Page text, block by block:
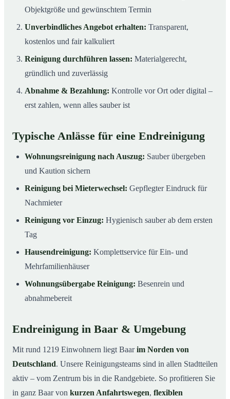
Objektgröße und gewünschtem Termin
Unverbindliches Angebot erhalten: Transparent,
kostenlos und fair kalkuliert
Reinigung durchführen lassen: Materialgerecht,
gründlich und zuverlässig
Abnahme & Bezahlung: Kontrolle vor Ort oder digital –
erst zahlen, wenn alles sauber ist
Typische Anlässe für eine Endreinigung
Wohnungsreinigung nach Auszug: Sauber übergeben
und Kaution sichern
Reinigung bei Mieterwechsel: Gepflegter Eindruck für
Nachmieter
Reinigung vor Einzug: Hygienisch sauber ab dem ersten
Tag
Hausendreinigung: Komplettservice für Ein- und
Mehrfamilienhäuser
Wohnungsübergabe Reinigung: Besenrein und
abnahmebereit
Endreinigung in Baar & Umgebung
Mit rund 1219 Einwohnern liegt Baarim Norden von
Deutschland. Unsere Reinigungsteams sind in allen Stadtteilen
aktiv – vom Zentrum bis in die Randgebiete. So profitieren Sie
in ganz Baar von kurzen Anfahrtswegen, flexiblen